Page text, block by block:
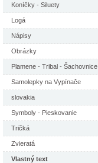
Koníčky - Siluety
Logá
Nápisy
Obrázky
Plamene - Tribal - Šachovnice
Samolepky na Vypínače
slovakia
Symboly - Pieskovanie
Tričká
Zvieratá
Vlastný text